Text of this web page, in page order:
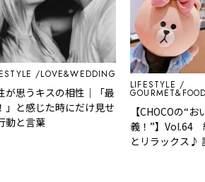
LOVE&WEDDING
キスの相性｜「最
じた時にだけ見せ
葉
LIFESTYLE
GOURMET&FOOD
【CHOCOの“おいし
義！”】Vol.64 紅茶
とリラックス♪ 話題